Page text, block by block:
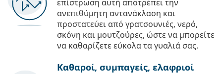
επίστρωση αυτή αποτρέπει την
ανεπιθύμητη αντανάκλαση και
προστατεύει από γρατσουνιές, νερό,
σκόνη και μουτζούρες, ώστε να μπορείτε
να καθαρίζετε εύκολα τα γυαλιά σας.
Καθαροί, συμπαγείς, ελαφριοί